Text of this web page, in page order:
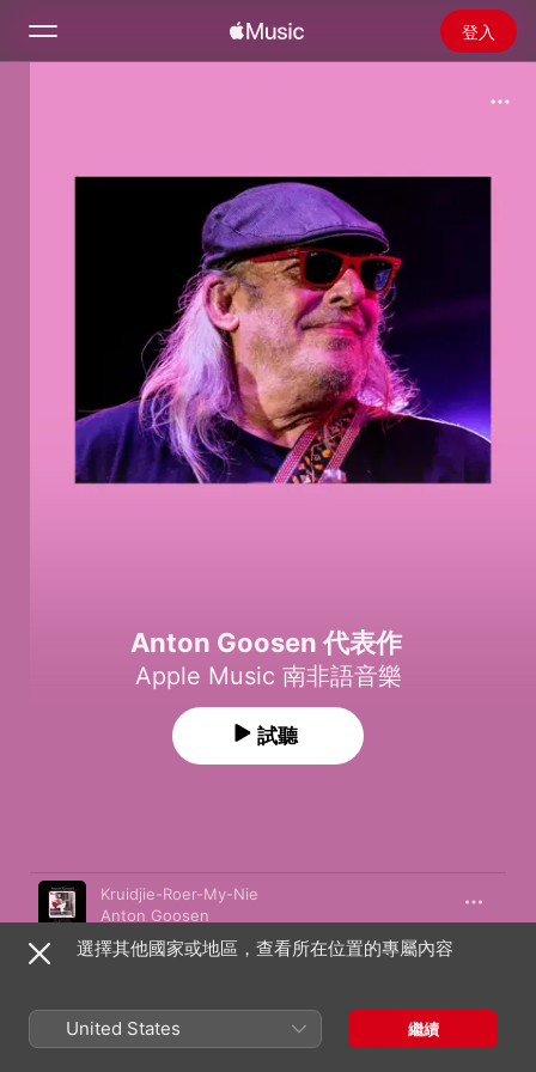
登入
安裝 Apple Music
Anton Goosen 代表作
Apple Music 南非語音樂
試聽
歌曲 時間
Kruidjie-Roer-My-Nie
Anton Goosen
Boy Van Die Suburbs
Blommetjie Gedenk Aan My
Anton Goosen
選擇其他國家或地區，查看所在位置的專屬內容
United States 繼續